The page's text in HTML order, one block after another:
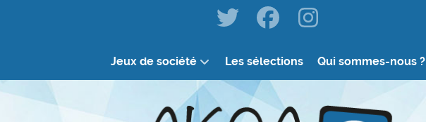
Jeux de société Les sélections Qui sommes-nous ?